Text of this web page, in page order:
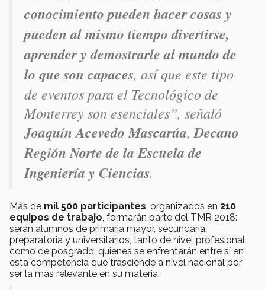
conocimiento pueden hacer cosas y
pueden al mismo tiempo divertirse,
aprender y demostrarle al mundo de
lo que son capaces, así que este tipo
de eventos para el Tecnológico de
Monterrey son esenciales”, señaló
Joaquín Acevedo Mascarúa, Decano
Región Norte de la Escuela de
Ingeniería y Ciencias.
Más de mil 500 participantes , organizados en 210
equipos de trabajo , formarán parte del TMR 2018:
serán alumnos de primaria mayor, secundaria,
preparatoria y universitarios, tanto de nivel profesional
como de posgrado, quienes se enfrentarán entre sí en
esta competencia que trasciende a nivel nacional por
ser la más relevante en su materia.